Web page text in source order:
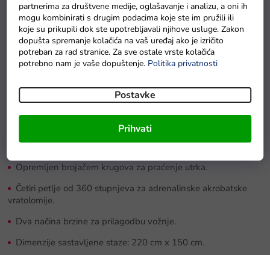
partnerima za društvene medije, oglašavanje i analizu, a oni ih
mogu kombinirati s drugim podacima koje ste im pružili ili
koje su prikupili dok ste upotrebljavali njihove usluge. Zakon
dopušta spremanje kolačića na vaš uređaj ako je izričito
potreban za rad stranice. Za sve ostale vrste kolačića
potrebno nam je vaše dopuštenje. Politika privatnosti
Postavke
Prihvati
Otkrijte uzbuđenje brze vožnje sa stazom za autiće Gigant
2.0! Ova crna staza za autiće idealna je za stariju djecu i
dječake koji vole utrkivanje. Zahvaljujući duljini staze od
1520 cm i omjeru 1:43, nudi realistično i dinamično trkaće
ovom stazom za autiće koja donosi sate zabave i razvija
njihove motoričke sposobnosti.
Sadrži dva trkaća automobila i dva upravljača za maksimalnu
zabavu.
Opremljen brojačem krugova za praćenje utrka.
Četiri petlje od 360 stupnjeva za adrenalinske akrobatske
vratolomije.
Dva načina brzine za prilagodbu vožnje.
Dimenzije sastavljene staze: 220 cm x 150 cm.